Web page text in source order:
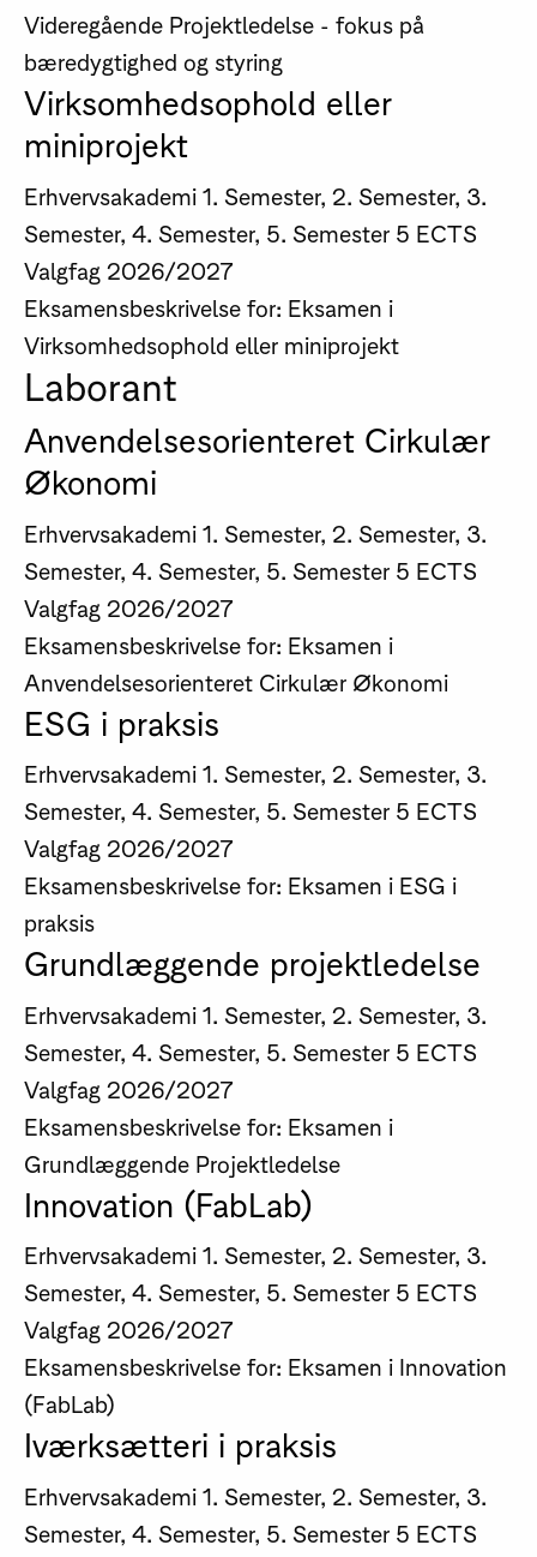
Videregående Projektledelse - fokus på
bæredygtighed og styring
Virksomhedsophold eller
miniprojekt
Erhvervsakademi 1. Semester, 2. Semester, 3.
Semester, 4. Semester, 5. Semester 5 ECTS
Valgfag 2026/2027
Eksamensbeskrivelse for: Eksamen i
Virksomhedsophold eller miniprojekt
Laborant
Anvendelsesorienteret Cirkulær
Økonomi
Erhvervsakademi 1. Semester, 2. Semester, 3.
Semester, 4. Semester, 5. Semester 5 ECTS
Valgfag 2026/2027
Eksamensbeskrivelse for: Eksamen i
Anvendelsesorienteret Cirkulær Økonomi
ESG i praksis
Erhvervsakademi 1. Semester, 2. Semester, 3.
Semester, 4. Semester, 5. Semester 5 ECTS
Valgfag 2026/2027
Eksamensbeskrivelse for: Eksamen i ESG i
praksis
Grundlæggende projektledelse
Erhvervsakademi 1. Semester, 2. Semester, 3.
Semester, 4. Semester, 5. Semester 5 ECTS
Valgfag 2026/2027
Eksamensbeskrivelse for: Eksamen i
Grundlæggende Projektledelse
Innovation (FabLab)
Erhvervsakademi 1. Semester, 2. Semester, 3.
Semester, 4. Semester, 5. Semester 5 ECTS
Valgfag 2026/2027
Eksamensbeskrivelse for: Eksamen i Innovation
(FabLab)
Iværksætteri i praksis
Erhvervsakademi 1. Semester, 2. Semester, 3.
Semester, 4. Semester, 5. Semester 5 ECTS